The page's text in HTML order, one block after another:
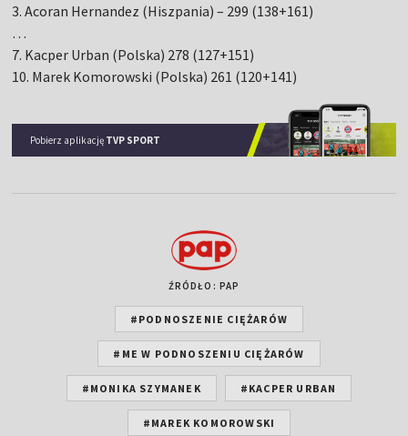
3. Acoran Hernandez (Hiszpania) – 299 (138+161)
…
7. Kacper Urban (Polska) 278 (127+151)
10. Marek Komorowski (Polska) 261 (120+141)
Pobierz aplikację TVP SPORT
ŹRÓDŁO: PAP
#PODNOSZENIE CIĘŻARÓW
#ME W PODNOSZENIU CIĘŻARÓW
#MONIKA SZYMANEK #KACPER URBAN
#MAREK KOMOROWSKI